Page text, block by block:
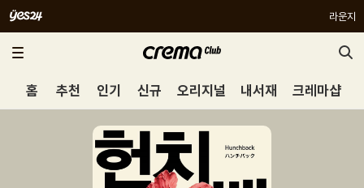
라운지
홈 추천 인기 신규 오리지널 내서재 크레마샵